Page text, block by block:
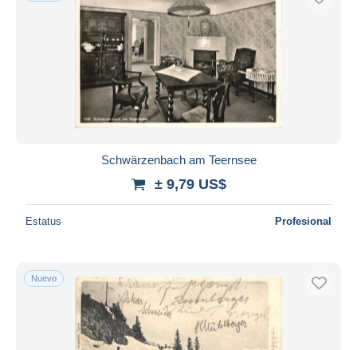
Schwärzenbach am Teernsee
± 9,79 US$
Estatus Profesional
Nuevo